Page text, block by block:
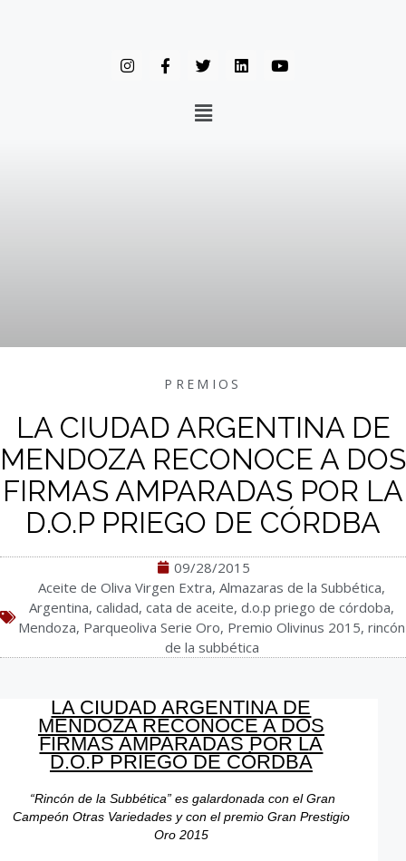
PREMIOS
LA CIUDAD ARGENTINA DE
MENDOZA RECONOCE A DOS
FIRMAS AMPARADAS POR LA
D.O.P PRIEGO DE CÓRDBA
09/28/2015
Aceite de Oliva Virgen Extra, Almazaras de la Subbética,
Argentina, calidad, cata de aceite, d.o.p priego de córdoba,
Mendoza, Parqueoliva Serie Oro, Premio Olivinus 2015, rincón
de la subbética
LA CIUDAD ARGENTINA DE
MENDOZA RECONOCE A DOS
FIRMAS AMPARADAS POR LA
D.O.P PRIEGO DE CÓRDBA
“Rincón de la Subbética” es galardonada con el Gran
Campeón Otras Variedades y con el premio Gran Prestigio
Oro 2015